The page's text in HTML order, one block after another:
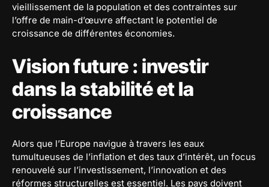
vieillissement de la population et des contraintes sur
l’offre de main-d’œuvre affectant le potentiel de
croissance de différentes économies.
Vision future : investir
dans la stabilité et la
croissance
Alors que l’Europe navigue à travers les eaux
tumultueuses de l’inflation et des taux d’intérêt, un focus
renouvelé sur l’investissement, l’innovation et des
réformes structurelles est essentiel. Les pays doivent